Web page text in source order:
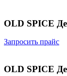
OLD SPICE
Запросить прайс
OLD SPICE